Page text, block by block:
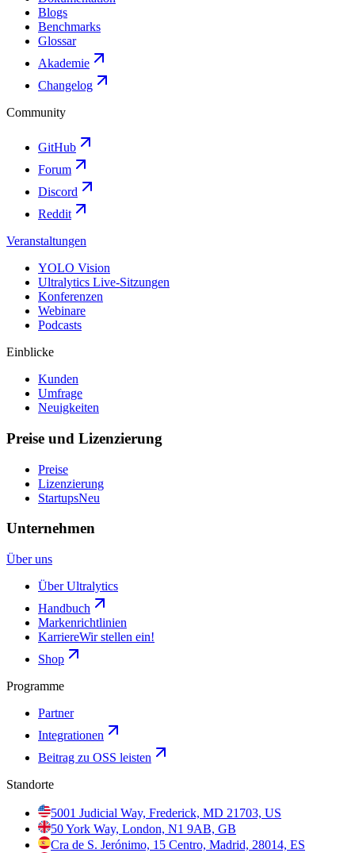
Blogs
Benchmarks
Glossar
Akademie
Changelog
Community
GitHub
Forum
Discord
Reddit
Veranstaltungen
YOLO Vision
Ultralytics Live-Sitzungen
Konferenzen
Webinare
Podcasts
Einblicke
Kunden
Umfrage
Neuigkeiten
Preise und Lizenzierung
Preise
Lizenzierung
StartupsNeu
Unternehmen
Über uns
Über Ultralytics
Handbuch
Markenrichtlinien
KarriereWir stellen ein!
Shop
Programme
Partner
Integrationen
Beitrag zu OSS leisten
Standorte
5001 Judicial Way, Frederick, MD 21703, US
50 York Way, London, N1 9AB, GB
Cra de S. Jerónimo, 15 Centro, Madrid, 28014, ES